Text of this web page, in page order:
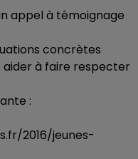
appel à témoignage
concrètes
aider à faire respecter
:
2016/jeunes-